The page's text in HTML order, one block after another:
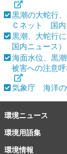
黒潮の大蛇行
Ｃネット 国内
黒潮、大蛇行
国内ニュース）
海面水位、黒
被害への注意
気象庁 海洋の
環境ニュース
環境用語集
環境情報